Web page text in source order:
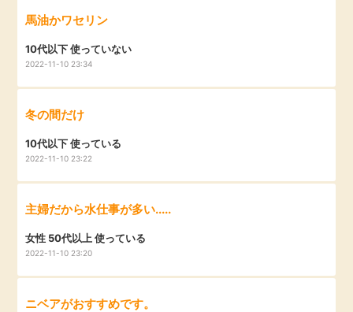
ヘルプセンター
馬油かワセリン
10代以下 使っていない
2022-11-10 23:34
冬の間だけ
10代以下 使っている
2022-11-10 23:22
主婦だから水仕事が多い.....
女性 50代以上 使っている
2022-11-10 23:20
ニベアがおすすめです。